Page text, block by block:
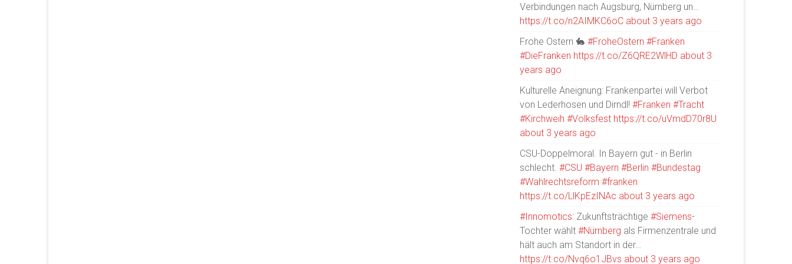
Verbindungen nach Augsburg, Nürnberg un…
https://t.co/n2AIMKC6oC about 3 years ago
Frohe Ostern 🐇#FroheOstern #Franken
#DieFranken https://t.co/Z6QRE2WlHD about 3
years ago
Kulturelle Aneignung: Frankenpartei will Verbot
von Lederhosen und Dirndl!#Franken #Tracht
#Kirchweih #Volksfest https://t.co/uVmdD70r8U
about 3 years ago
CSU-Doppelmoral. In Bayern gut - in Berlin
schlecht.#CSU #Bayern #Berlin #Bundestag
#Wahlrechtsreform #franken
https://t.co/LlKpEzINAc about 3 years ago
#Innomotics: Zukunftsträchtige#Siemens-
Tochter wählt#Nürnberg als Firmenzentrale und
hält auch am Standort in der…
https://t.co/Nvq6o1JBvs about 3 years ago